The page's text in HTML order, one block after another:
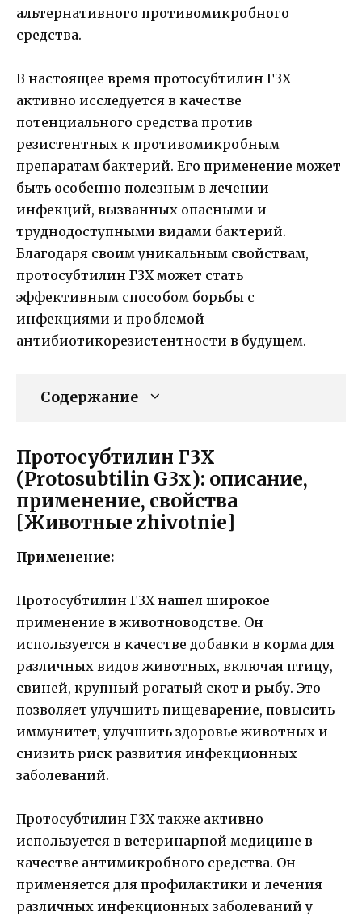
альтернативного противомикробного
средства.
В настоящее время протосубтилин Г3Х
активно исследуется в качестве
потенциального средства против
резистентных к противомикробным
препаратам бактерий. Его применение может
быть особенно полезным в лечении
инфекций, вызванных опасными и
труднодоступными видами бактерий.
Благодаря своим уникальным свойствам,
протосубтилин Г3Х может стать
эффективным способом борьбы с
инфекциями и проблемой
антибиотикорезистентности в будущем.
Содержание
Протосубтилин Г3Х
(Protosubtilin G3x): описание,
применение, свойства
[Животные zhivotnie]
Применение:
Протосубтилин Г3Х нашел широкое
применение в животноводстве. Он
используется в качестве добавки в корма для
различных видов животных, включая птицу,
свиней, крупный рогатый скот и рыбу. Это
позволяет улучшить пищеварение, повысить
иммунитет, улучшить здоровье животных и
снизить риск развития инфекционных
заболеваний.
Протосубтилин Г3Х также активно
используется в ветеринарной медицине в
качестве антимикробного средства. Он
применяется для профилактики и лечения
различных инфекционных заболеваний у